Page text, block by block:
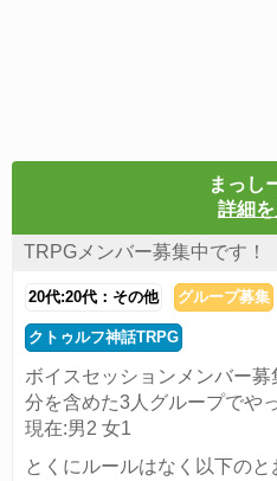
まっし
詳細
TRPGメンバー募集中です！
20代:20代：その他 グループ募集
クトゥルフ神話TRPG
ボイスセッションメンバー募
分を含めた3人グループでや
現在:男2 女1
とくにルールはなく以下のと